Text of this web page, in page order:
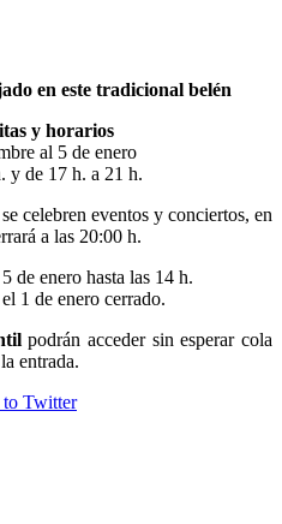
en este tradicional belén
y horarios
al 5 de enero
y de 17 h. a 21 h.
celebren eventos y conciertos, en
a las 20:00 h.
de enero hasta las 14 h.
1 de enero cerrado.
podrán acceder sin esperar cola
entrada.